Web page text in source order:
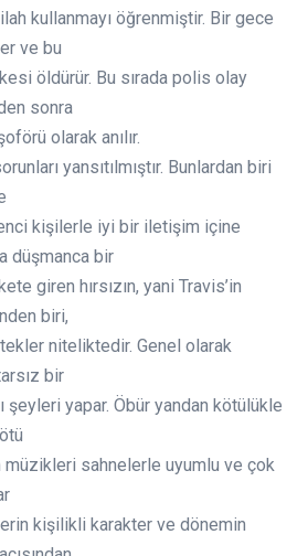
kullanmayı öğrenmiştir. Bir gece
ve bu
öldürür. Bu sırada polis olay
sonra
olarak anılır.
yansıtılmıştır. Bunlardan biri
kişilerle iyi bir iletişim içine
düşmanca bir
giren hırsızın, yani Travis’in
biri,
niteliktedir. Genel olarak
bir
şeyleri yapar. Öbür yandan kötülükle
müzikleri sahnelerle uyumlu ve çok
kişilikli karakter ve dönemin